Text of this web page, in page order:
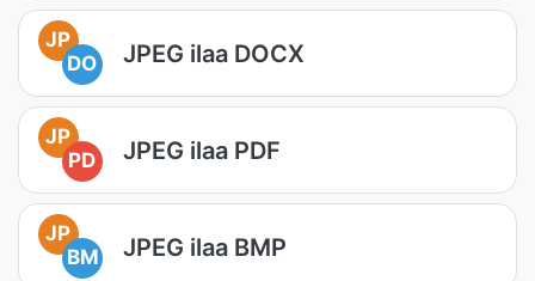
JP
DO
JPEG ilaa DOCX
JP
PD
JPEG ilaa PDF
JP
BM
JPEG ilaa BMP